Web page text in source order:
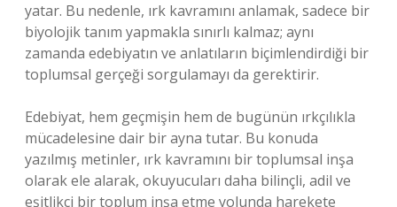
yatar. Bu nedenle, ırk kavramını anlamak, sadece bir
biyolojik tanım yapmakla sınırlı kalmaz; aynı
zamanda edebiyatın ve anlatıların biçimlendirdiği bir
toplumsal gerçeği sorgulamayı da gerektirir.
Edebiyat, hem geçmişin hem de bugünün ırkçılıkla
mücadelesine dair bir ayna tutar. Bu konuda
yazılmış metinler, ırk kavramını bir toplumsal inşa
olarak ele alarak, okuyucuları daha bilinçli, adil ve
eşitlikçi bir toplum inşa etme yolunda harekete